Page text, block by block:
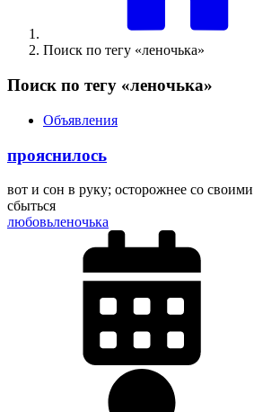
Поиск по тегу «леночька»
Поиск по тегу «леночька»
Объявления
прояснилось
вот и сон в руку; осторожнее со
сбыться
любовьленочька